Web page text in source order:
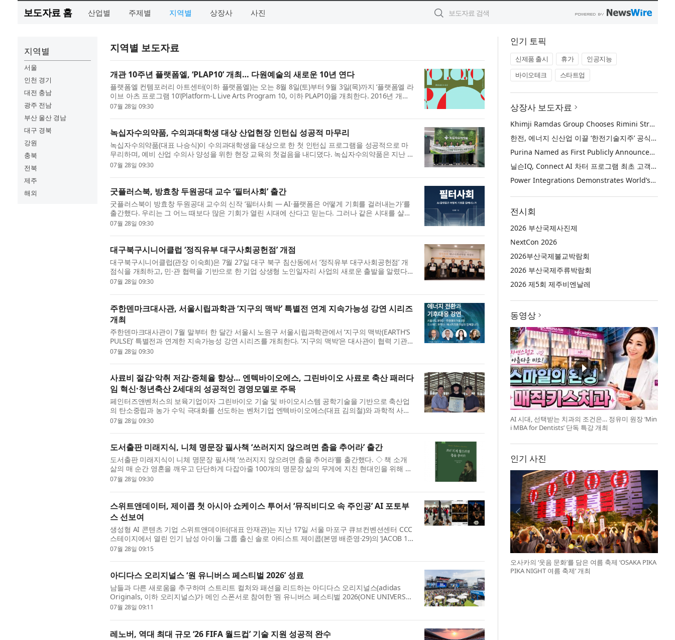
보도자료 홈 산업별 주제별 지역별 상장사 사진
지역별
서울
인천 경기
대전 충남
광주 전남
부산 울산 경남
대구 경북
강원
충북
전북
제주
해외
지역별 보도자료
개관 10주년 플랫폼엘, ‘PLAP10’ 개최… 다원예술의 새로운 10년 연다
플랫폼엘 컨템포러리 아트센터(이하 플랫폼엘)는 오는 8월 8일(토)부터 9월 3일(목)까지 ‘플랫폼엘 라
이브 아츠 프로그램 10’(Platform-L Live Arts Program 10, 이하 PLAP10)을 개최한다. 2016년 개관
한 플랫폼엘은 지난 10년간 동시대 예술의 실험적 시도를 지원하...
07월 28일 09:30
녹십자수의약품, 수의과대학생 대상 산업현장 인턴십 성공적 마무리
녹십자수의약품(대표 나승식)이 수의과대학생을 대상으로 한 첫 인턴십 프로그램을 성공적으로 마
무리하며, 예비 산업 수의사 양성을 위한 현장 교육의 첫걸음을 내디뎠다. 녹십자수의약품은 지난 7
월 20일부터 24일까지 5일간 경기도 용인 본사와 충청남도 예산캠퍼...
07월 28일 09:30
굿플러스북, 방효창 두원공대 교수 ‘필터사회’ 출간
굿플러스북이 방효창 두원공대 교수의 신작 ‘필터사회 — AI·플랫폼은 어떻게 기회를 걸러내는가’를
출간했다. 우리는 그 어느 때보다 많은 기회가 열린 시대에 산다고 믿는다. 그러나 같은 시대를 살면
서도 누구는 오르고 누구는 출발선에서 멈춘다. 이 차이는 능력...
07월 28일 09:30
대구북구시니어클럽 ‘정직유부 대구사회공헌점’ 개점
대구북구시니어클럽(관장 이숙희)은 7월 27일 대구 북구 침산동에서 ‘정직유부 대구사회공헌점’ 개
점식을 개최하고, 민·관 협력을 기반으로 한 기업 상생형 노인일자리 사업의 새로운 출발을 알렸다.
정직유부 대구사회공헌점은 대구광역시가 공모한 ‘2026년 시니어...
07월 28일 09:30
주한덴마크대사관, 서울시립과학관 ‘지구의 맥박’ 특별전 연계 지속가능성 강연 시리즈
개최
주한덴마크대사관이 7월 말부터 한 달간 서울시 노원구 서울시립과학관에서 ‘지구의 맥박(EARTH’S
PULSE)’ 특별전과 연계한 지속가능성 강연 시리즈를 개최한다. ‘지구의 맥박’은 대사관이 협력 기관으
로 참여한 전시로, 대사관은 이번 연계 강연 시리즈를 통해 전시...
07월 28일 09:30
사료비 절감·악취 저감·증체율 향상… 엔텍바이오에스, 그린바이오 사료로 축산 패러다
임 혁신·청년축산 2세대의 성공적인 경영모델로 주목
페인터즈앤벤처스의 보육기업이자 그린바이오 기술 및 바이오시스템 공학기술을 기반으로 축산업
의 탄소중립과 농가 수익 극대화를 선도하는 벤처기업 엔텍바이오에스(대표 김의철)와 과학적 사고
방식으로 무장한 청년 축산 2세대가 만나 스마트 축산의 새로운 지평...
07월 28일 09:30
도서출판 미래지식, 니체 명문장 필사책 ‘쓰러지지 않으려면 춤을 추어라’ 출간
도서출판 미래지식이 니체 명문장 필사책 ‘쓰러지지 않으려면 춤을 추어라’를 출간했다. ◇ 책 소개
삶의 매 순간 영혼을 깨우고 단단하게 다잡아줄 100개의 명문장 삶의 무게에 지친 현대인을 위해 니
체의 철학적 고향인 질스마리아에서 길어 올린 인생 아포리즘 100...
07월 28일 09:30
스위트앤데이터, 제이콥 첫 아시아 쇼케이스 투어서 ‘뮤직비디오 속 주인공’ AI 포토부
스 선보여
생성형 AI 콘텐츠 기업 스위트앤데이터(대표 안재관)는 지난 17일 서울 마포구 큐브컨벤션센터 CCC
스테이지에서 열린 인기 남성 아이돌 그룹 출신 솔로 아티스트 제이콥(본명 배준영·29)의 ‘JACOB 1st
Asia Showcase: More Than Words Tour 2026 in Seoul’에서 팬 참...
07월 28일 09:15
아디다스 오리지널스 ‘원 유니버스 페스티벌 2026’ 성료
남들과 다른 새로움을 추구하며 스트리트 컬처와 패션을 리드하는 아디다스 오리지널스(adidas
Originals, 이하 오리지널스)가 메인 스폰서로 참여한 ‘원 유니버스 페스티벌 2026(ONE UNIVERSE
FESTIVAL 2026, 이하 OUF 2026)’을 성황리에 마쳤다고 밝혔다. 올해로 4...
07월 28일 09:11
레노버, 역대 최대 규모 ‘26 FIFA 월드컵’ 기술 지원 성공적 완수
인기 토픽
신제품 출시 휴가
인공지능
바이오테크
스타트업
상장사 보도자료
Khimji Ramdas Group Chooses Rimini Street to Reduce SAP Support Costs, Protect 700+ Customizations and Reinvest Savings in Innovation
한전, 에너지 신산업 이끌 ‘한전기술지주’ 공식 출범
Purina Named as First Publicly Announced NIQ ConnectAI Charter Client
닐슨IQ, Connect AI 차터 프로그램 최초 고객사 ‘퓨리나’ 선정
Power Integrations Demonstrates World’s First 2200 V GaN Technology for Next-Era High-Voltage Power Systems
전시회
2026 부산국제사진제
NextCon 2026
2026부산국제불교박람회
2026 부산국제주류박람회
2026 제5회 제주비엔날레
동영상
AI 시대, 선택받는 치과의 조건은… 정유미 원장 ‘Min
i MBA for Dentists’ 단독 특강 개최
인기 사진
오사카의 ‘웃음 문화’를 담은 여름 축제 ‘OSAKA PIKA
PIKA NIGHT 여름 축제’ 개최